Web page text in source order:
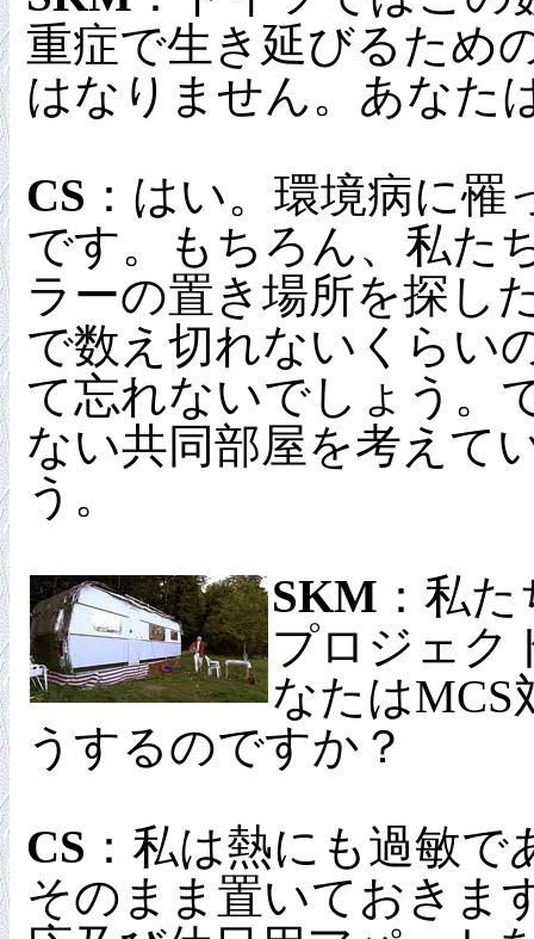
重症で生き延びるため
はなりません。あなた
CS ：はい。環境病に
です。もちろん、私た
ラーの置き場所を探し
で数え切れないくらい
て忘れないでしょう。
ない共同部屋を考えて
う。
SKM ：私
プロジェク
なたは
うするのですか？
CS ：私は熱にも過敏
そのまま置いておきま